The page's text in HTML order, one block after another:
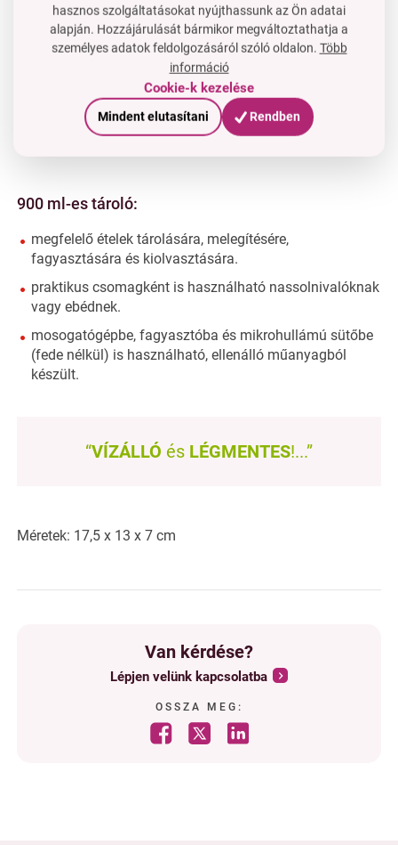
900 ml-es tároló:
megfelelő ételek tárolására, melegítésére,
fagyasztására és kiolvasztására.
praktikus csomagként is használható nassolnivalóknak
vagy ebédnek.
mosogatógépbe, fagyasztóba és mikrohullámú sütőbe
(fede nélkül) is használható, ellenálló műanyagból
készült.
“VÍZÁLLÓ és LÉGMENTES!...”
Méretek: 17,5 x 13 x 7 cm
Van kérdése?
Lépjen velünk kapcsolatba
OSSZA MEG:
hasznos szolgáltatásokat nyújthassunk az Ön adatai
alapján. Hozzájárulását bármikor megváltoztathatja a
személyes adatok feldolgozásáról szóló oldalon. Több
információ
Cookie-k kezelése
Mindent elutasítani Rendben